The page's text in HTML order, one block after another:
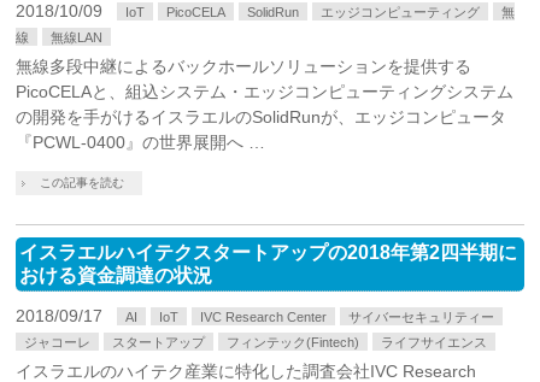
2018/10/09 IoT PicoCELA SolidRun エッジコンピューティング
無
線
無線LAN
無線多段中継によるバックホールソリューションを提供する
PicoCELAと、組込システム・エッジコンピューティングシステム
の開発を手がけるイスラエルのSolidRunが、エッジコンピュータ
『PCWL-0400』の世界展開へ …
この記事を読む
イスラエルハイテクスタートアップの2018年第2四半期に
おける資金調達の状況
2018/09/17 AI IoT IVC Research Center
サイバーセキュリティー
ジャコーレ
スタートアップ フィンテック(Fintech) ライフサイエンス
イスラエルのハイテク産業に特化した調査会社IVC Research